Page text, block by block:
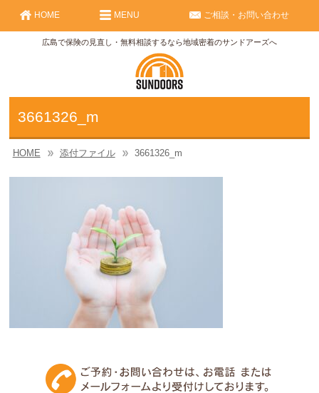
広島で保険の見直し・無料相談するなら地域密着のサンドアーズへ
HOME ご相談・お問い合わせ
MENU
3661326_m
HOME 添付ファイル 3661326_m